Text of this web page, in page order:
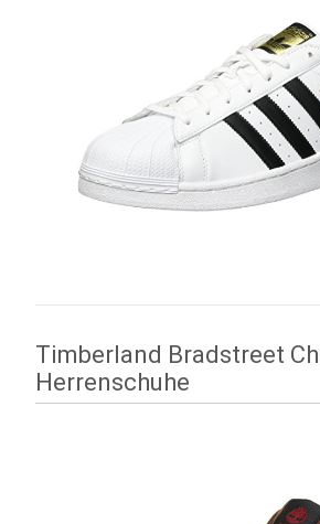
Timberland Bradstreet
Herrenschuhe